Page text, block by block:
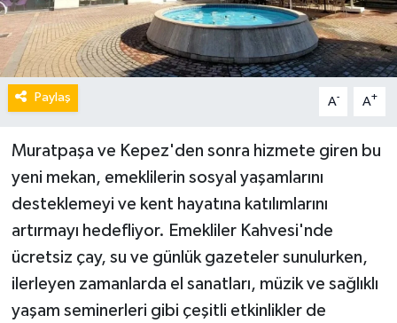
Paylaş A- A+
Muratpaşa ve Kepez'den sonra hizmete giren bu
yeni mekan, emeklilerin sosyal yaşamlarını
desteklemeyi ve kent hayatına katılımlarını
artırmayı hedefliyor. Emekliler Kahvesi'nde
ücretsiz çay, su ve günlük gazeteler sunulurken,
ilerleyen zamanlarda el sanatları, müzik ve sağlıklı
yaşam seminerleri gibi çeşitli etkinlikler de